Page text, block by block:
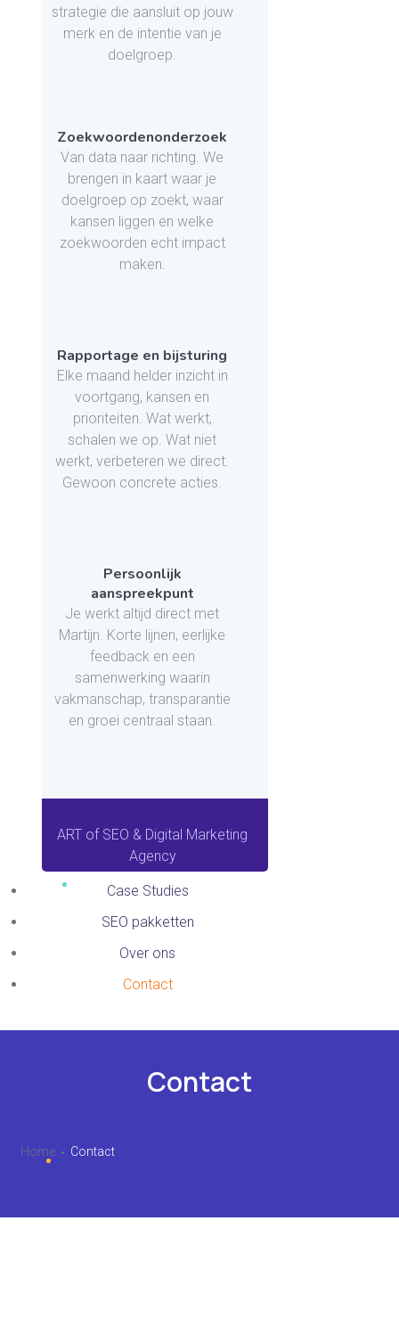
strategie die aansluit op jouw
merk en de intentie van je
doelgroep.
Zoekwoordenonderzoek
Van data naar richting. We
brengen in kaart waar je
doelgroep op zoekt, waar
kansen liggen en welke
zoekwoorden echt impact
maken.
Rapportage en bijsturing
Elke maand helder inzicht in
voortgang, kansen en
prioriteiten. Wat werkt,
schalen we op. Wat niet
werkt, verbeteren we direct.
Gewoon concrete acties.
Persoonlijk
aanspreekpunt
Je werkt altijd direct met
Martijn. Korte lijnen, eerlijke
feedback en een
samenwerking waarin
vakmanschap, transparantie
en groei centraal staan.
ART of SEO & Digital Marketing
Agency
Case Studies
SEO pakketten
Over ons
Contact
Contact
Home Contact